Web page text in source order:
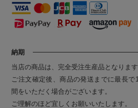
納期
当店の商品は、完全受注生産品となります
ご注文確定後、商品の発送までに最長
間をいただく場合がございます。
ご理解のほど宜しくお願いいたします。